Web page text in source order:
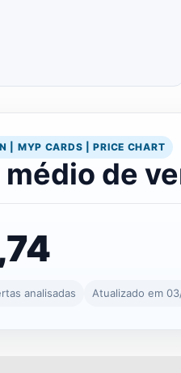
| MYP CARDS | PRICE CHART
médio de
analisadas Atualizado em